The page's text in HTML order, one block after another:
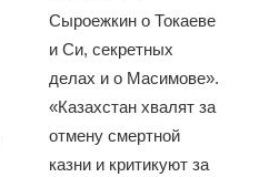
Сыроежкин о Токаеве
и Си, секретных
делах и о Масимове».
«Казахстан хвалят за
отмену смертной
казни и критикуют за